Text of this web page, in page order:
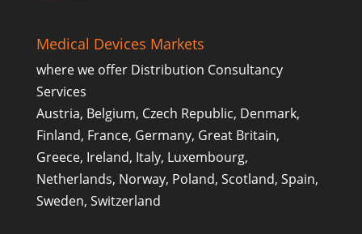
Medical Devices Markets
where we offer Distribution Consultancy
Services
Austria, Belgium, Czech Republic, Denmark,
Finland, France, Germany, Great Britain,
Greece, Ireland, Italy, Luxembourg,
Netherlands, Norway, Poland, Scotland, Spain,
Sweden, Switzerland